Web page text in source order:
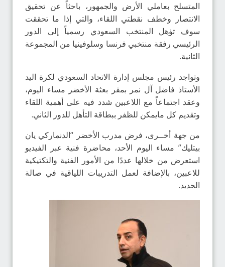
المتسلح بعاملي الأرض والجمهور، باحثاً عن تحقيق
الانتصار وخطف نقطتي اللقاء، والتي إذا ما تحققت
سوف تؤهل المنتخب السعودي رسمياً إلى الدور
الرئيسي رفقة منتخبي فرنسا وسلوفينيا من المجموعة
الثانية.
وتواجد رئيس مجلس إدارة الاتحاد السعودي لكرة اليد
الأستاذ فاضل آل نمر بمقر بعثة الأخضر مساء اليوم،
وعقد اجتماعاً مع اللاعبين شدد فيه على أهمية اللقاء
وتقديم كل مايمكن للظفر ببطاقة التأهل للدور الثاني.
من جهة أخــرى، فرض مدرب الأخضر “الدنماركي يان
بيتليك” مساء اليوم الأحد، محاضرة فنية عبر الفيديو
استعرض من خلالها عددًا من الأمور الفنية والتكتيكية
للاعبين، بالإضافة لعمل التدريبات اللياقية في صالة
الحديد.